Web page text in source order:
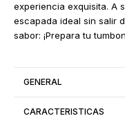
experiencia exquisita. A
escapada ideal sin salir
sabor: ¡Prepara tu
GENERAL
CARACTERISTICAS